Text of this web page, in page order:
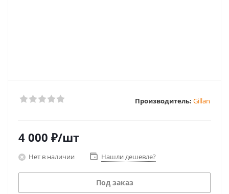
Производитель: Gillan
4 000 ₽/шт
Нет в наличии Нашли дешевле?
Под заказ